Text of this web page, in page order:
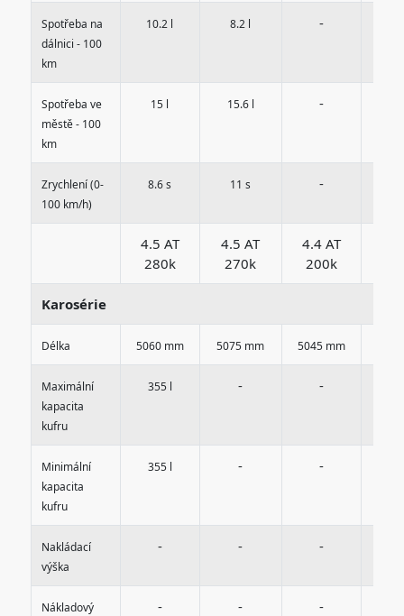
Spotřeba na
dálnici - 100
km
10.2 l 8.2 l -
Spotřeba ve
městě - 100
km
15 l 15.6 l -
Zrychlení (0-
100 km/h)
8.6 s 11 s -
4.5 AT
280k
4.5 AT
270k
4.4 AT
200k
Karosérie
Délka 5060 mm 5075 mm 5045 mm
Maximální
kapacita
kufru
355 l - -
Minimální
kapacita
kufru
355 l - -
Nakládací
výška
- - -
Nákladový
- - -